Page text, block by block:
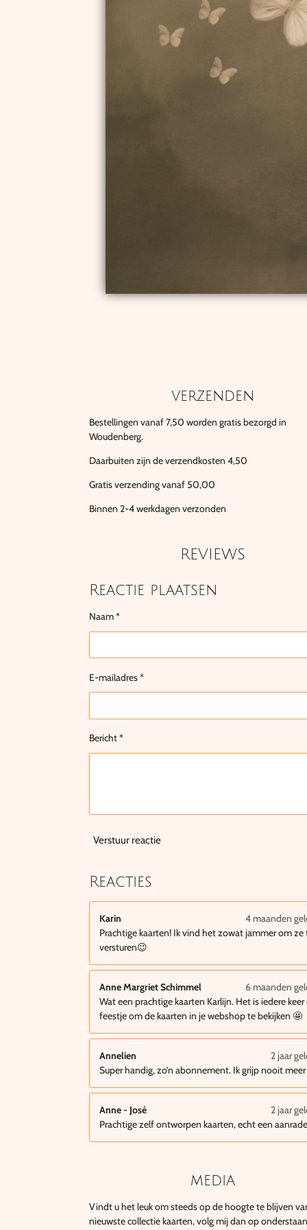
verzenden
Bestellingen vanaf 7,50 worden gratis bezorgd in
Woudenberg.
Daarbuiten zijn de verzendkosten 4,50
Gratis verzending vanaf 50,00
Binnen 2-4 werkdagen verzonden
REVIEWS
Reactie plaatsen
Naam *
E-mailadres *
Bericht *
Verstuur reactie
Reacties
Karin
4 maanden
Prachtige kaarten! Ik vind het zowat jammer om ze
versturen😉
Anne Margriet Schimmel
6 maanden
Wat een prachtige kaarten Karlijn. Het is iedere keer
feestje om de kaarten in je webshop te bekijken 🤩
Annelien
2 jaar
Super handig, zo’n abonnement. Ik grijp nooit
Anne - José
2 jaar
Prachtige zelf ontworpen kaarten, echt een
media
Vindt u het leuk om steeds op de hoogte te blijven
nieuwste collectie kaarten, volg mij dan op